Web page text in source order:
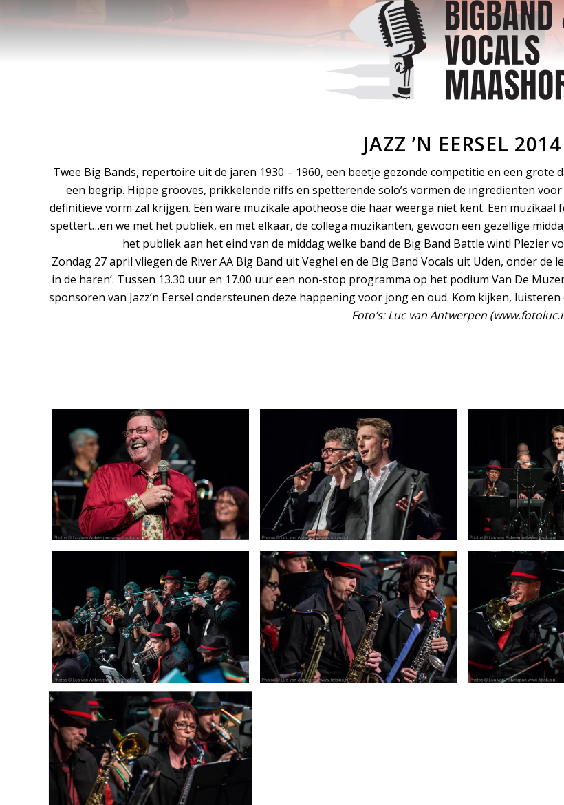
JAZZ ’N EERSEL 2014
Twee Big Bands, repertoire uit de jaren 1930 – 1960, een beetje gezonde competitie en een grote
een begrip. Hippe grooves, prikkelende riffs en spetterende solo’s vormen de ingrediënten
definitieve vorm zal krijgen. Een ware muzikale apotheose die haar weerga niet kent. Een
spettert…en we met het publiek, en met elkaar, de collega muzikanten, gewoon een gezellige
het publiek aan het eind van de middag welke band de Big Band Battle wint! Plezier
Zondag 27 april vliegen de River AA Big Band uit Veghel en de Big Band Vocals uit Uden, onder
in de haren’. Tussen 13.30 uur en 17.00 uur een non-stop programma op het podium Van De
sponsoren van Jazz’n Eersel ondersteunen deze happening voor jong en oud. Kom kijken, luisteren
Foto’s: Luc van Antwerpen